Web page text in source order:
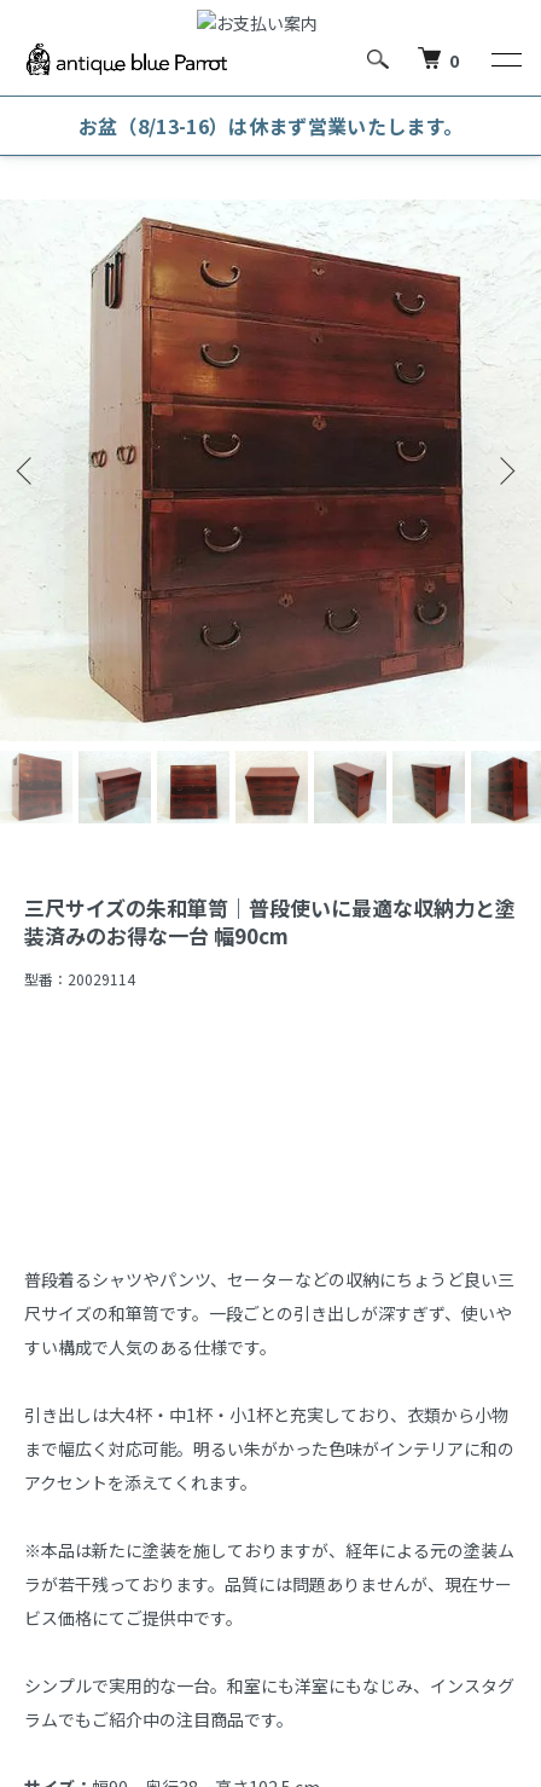
0
お盆（8/13-16）は休まず営業いたします。
和箪笥・和風キャビネット 和箪笥・時代箪笥
三尺サイズの朱和箪笥｜普段使いに最適な収納力と塗
装済みのお得な一台 幅90cm
型番： 20029114
商品説明
普段着るシャツやパンツ、セーターなどの収納にちょうど良い三
尺サイズの和箪笥です。一段ごとの引き出しが深すぎず、使いや
すい構成で人気のある仕様です。
引き出しは大4杯・中1杯・小1杯と充実しており、衣類から小物
まで幅広く対応可能。明るい朱がかった色味がインテリアに和の
アクセントを添えてくれます。
※本品は新たに塗装を施しておりますが、経年による元の塗装ム
ラが若干残っております。品質には問題ありませんが、現在サー
ビス価格にてご提供中です。
シンプルで実用的な一台。和室にも洋室にもなじみ、インスタグ
ラムでもご紹介中の注目商品です。